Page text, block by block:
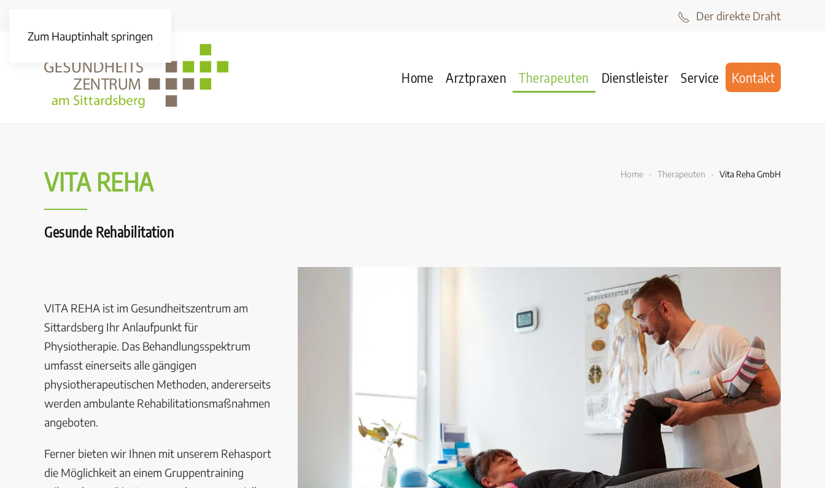
Zum Hauptinhalt springen
Der direkte Draht
Home Arztpraxen Therapeuten Dienstleister Service Kontakt
VITA REHA
Gesunde Rehabilitation
Home Therapeuten Vita Reha GmbH
VITA REHA ist im Gesundheitszentrum am
Sittardsberg Ihr Anlaufpunkt für
Physiotherapie. Das Behandlungsspektrum
umfasst einerseits alle gängigen
physiotherapeutischen Methoden, andererseits
werden ambulante Rehabilitationsmaßnahmen
angeboten.
Ferner bieten wir Ihnen mit unserem Rehasport
die Möglichkeit an einem Gruppentraining